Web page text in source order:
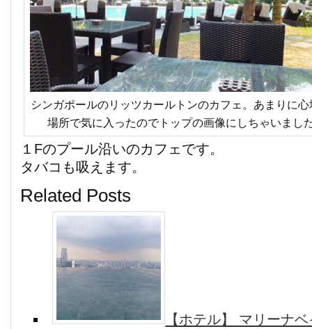
シンガポールのリッツカールトンのカフェ。あまりに
場所で気に入ったのでトップの画像にしちゃいまし
１Fのプール沿いのカフェです。
タバコも吸えます。
Related Posts
【ホテル】 マリーナ